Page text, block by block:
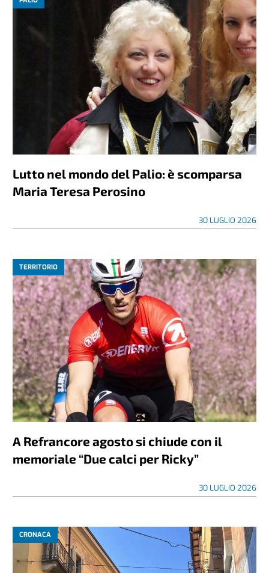
Lutto nel mondo del Palio: è scomparsa
Maria Teresa Perosino
30 LUGLIO 2026
TERRITORIO
A Refrancore agosto si chiude con il
memoriale “Due calci per Ricky”
30 LUGLIO 2026
CRONACA